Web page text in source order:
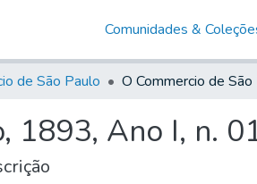
Comunidades &
de São Paulo
1893, Ano I, n.